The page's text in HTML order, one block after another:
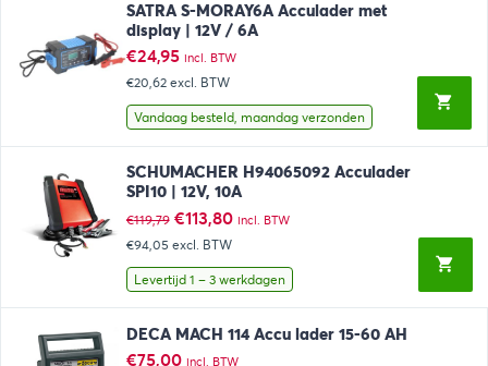
SATRA S-MORAY6A Acculader met
display | 12V / 6A
€24,95 incl. BTW
€20,62 excl. BTW
Vandaag besteld, maandag verzonden
SCHUMACHER H94065092 Acculader
SPI10 | 12V, 10A
€119,79 Oorspronkelijke
prijs
was:
€119,79.
€113,80Huidige
prijs
€113,80.
incl. BTW
€94,05 excl. BTW
Levertijd 1 – 3 werkdagen
DECA MACH 114 Accu lader 15-60 AH
€75,00 incl. BTW